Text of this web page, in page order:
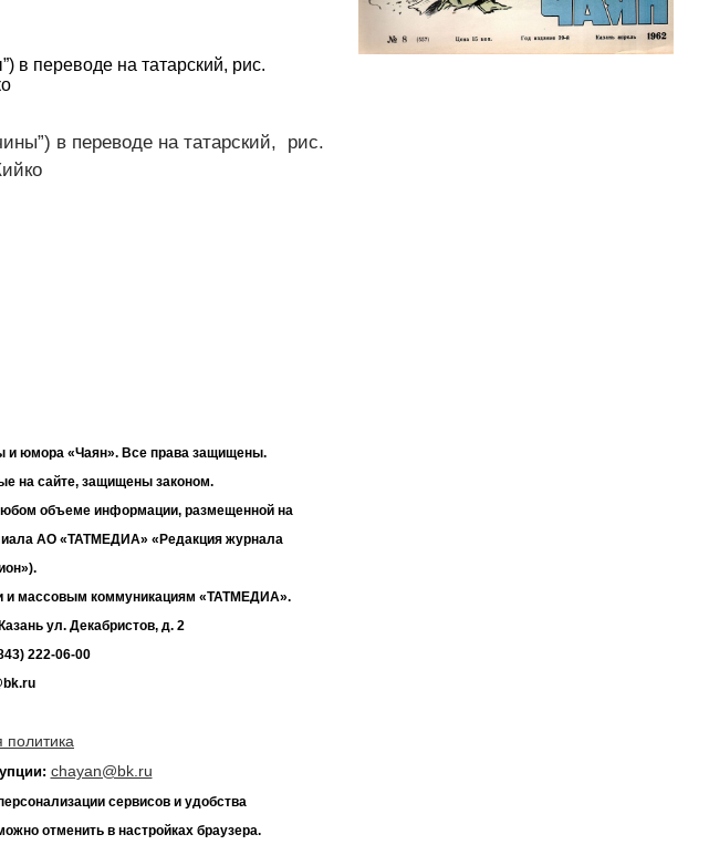
в переводе на татарский, рис.
в переводе на татарский, рис.
и юмора «Чаян». Все права защищены.
на сайте, защищены законом.
объеме информации, размещенной на
АО «ТАТМЕДИА» «Редакция журнала
и массовым коммуникациям «ТАТМЕДИА».
ул. Декабристов, д. 2
222-06-00
политика
chayan@bk.ru
сервисов и удобства
отменить в настройках браузера.